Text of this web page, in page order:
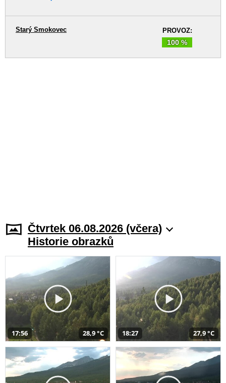
PROVOZ:
100 %
Starý Smokovec
Čtvrtek 06.08.2026 (včera)
Historie obrazků
17:56 28,9 °C 18:27 27,9 °C